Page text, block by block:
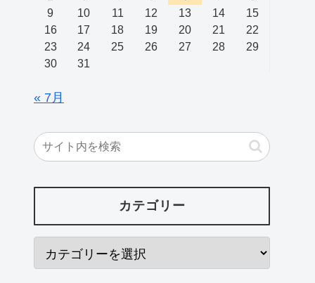
9
10 11 12 13 14
15
16
17 18 19 20 21
22
23
24 25 26 27 28
29
30
31
« 7月
カテゴリー